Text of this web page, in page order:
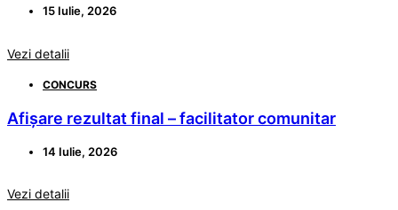
15 Iulie, 2026
Vezi detalii
CONCURS
Afișare rezultat final – facilitator comunitar
14 Iulie, 2026
Vezi detalii